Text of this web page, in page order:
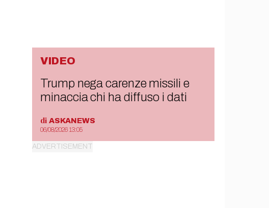
VIDEO
Trump nega carenze missili e
minaccia chi ha diffuso i dati
di ASKANEWS
06/08/2026 13:05